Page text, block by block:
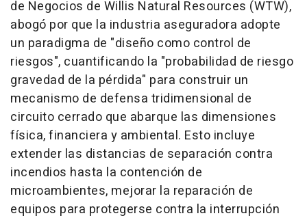
de Negocios de Willis Natural Resources (WTW),
abogó por que la industria aseguradora adopte
un paradigma de "diseño como control de
riesgos", cuantificando la "probabilidad de riesgo
gravedad de la pérdida" para construir un
mecanismo de defensa tridimensional de
circuito cerrado que abarque las dimensiones
física, financiera y ambiental. Esto incluye
extender las distancias de separación contra
incendios hasta la contención de
microambientes, mejorar la reparación de
equipos para protegerse contra la interrupción